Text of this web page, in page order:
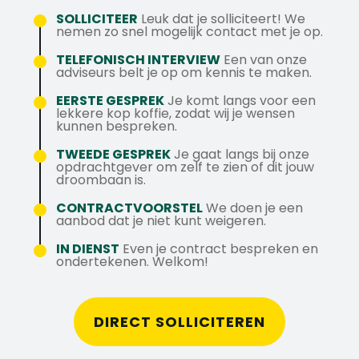
Nederland. Daardoor zijn er volop
doorgroeimogelijkheden. Sterker nog: ons
volledige managementteam is intern
Ben jij net afgestudeerd of heb je ervaring
als accountmanager, recruiter, consultant
of in een commerciële functie? Dan maken
wij graag kennis met je!
31,5 verlofdagen met extra dagen bij een
langer dienstverband.
Dagelijks vers fruit en een moderne
werkplek met zit-stabureau.
Meer weten? Bel 010 410 35 36 of stuur een
WhatsApp-bericht.06 51437890 naar
Henrico Soede.
SOLLICITEER Leuk dat je solliciteert! We
nemen zo snel mogelijk contact met je op.
TELEFONISCH INTERVIEW Een van onze
adviseurs belt je op om kennis te maken.
EERSTE GESPREKJe komt langs voor een
lekkere kop koffie, zodat wij je wensen
kunnen bespreken.
TWEEDE GESPREKJe gaat langs bij onze
opdrachtgever om zelf te zien of dit jouw
droombaan is.
CONTRACTVOORSTELWe doen je een
aanbod dat je niet kunt weigeren.
IN DIENST Even je contract bespreken en
ondertekenen. Welkom!
DIRECT SOLLICITEREN